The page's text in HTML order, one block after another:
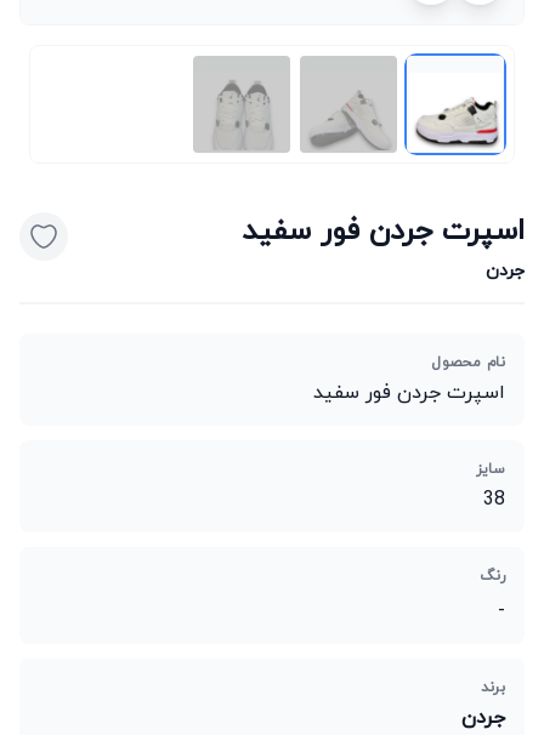
اسپرت جردن فور سفید
جردن
نام محصول
اسپرت جردن فور سفید
سایز
38
رنگ
-
برند
جردن